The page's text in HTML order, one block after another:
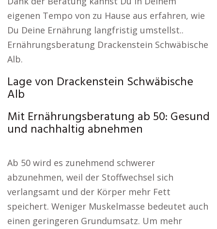
eigenen Tempo von zu Hause aus erfahren, wie
Du Deine Ernährung langfristig umstellst..
Ernährungsberatung Drackenstein Schwäbische
Alb.
Lage von Drackenstein Schwäbische
Alb
Mit Ernährungsberatung ab 50: Gesund
und nachhaltig abnehmen
Ab 50 wird es zunehmend schwerer
abzunehmen, weil der Stoffwechsel sich
verlangsamt und der Körper mehr Fett
speichert. Weniger Muskelmasse bedeutet auch
einen geringeren Grundumsatz. Um mehr